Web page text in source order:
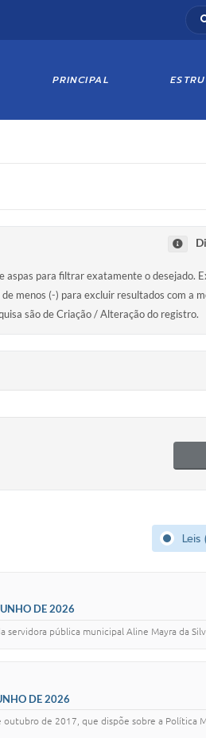
PRINCIPAL
aspas para filtrar exatamente o desejado.
menos (-) para excluir resultados com a
são de Criação / Alteração do registro.
Leis
DE 2026
servidora pública municipal Aline Mayra da
DE 2026
de 2017, que dispõe sobre a Política